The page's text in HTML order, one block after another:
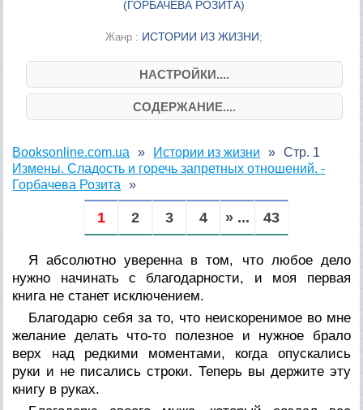
(ГОРБАЧЕВА РОЗИТА)
Жанр : ИСТОРИИ ИЗ ЖИЗНИ;
НАСТРОЙКИ....
СОДЕРЖАНИЕ....
Booksonline.com.ua
Истории из жизни
Измены. Сладость и горечь запретных отношений. -
Горбачева Розита
Стр. 1
1 2 3 4 » ... 43
Я абсолютно уверенна в том, что любое дело
нужно начинать с благодарности, и моя первая
книга не станет исключением.
Благодарю себя за то, что неискоренимое во мне
желание делать что-то полезное и нужное брало
верх над редкими моментами, когда опускались
руки и не писались строки. Теперь вы держите эту
книгу в руках.